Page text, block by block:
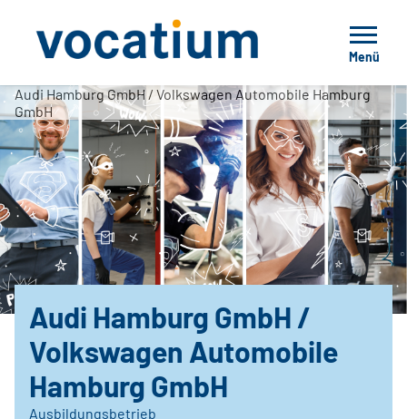
Menü
Audi Hamburg GmbH / Volkswagen Automobile Hamburg
GmbH
Audi Hamburg GmbH /
Volkswagen Automobile
Hamburg GmbH
Ausbildungsbetrieb